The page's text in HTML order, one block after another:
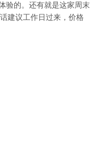
验的。还有就是这家周末
建议工作日过来，价格